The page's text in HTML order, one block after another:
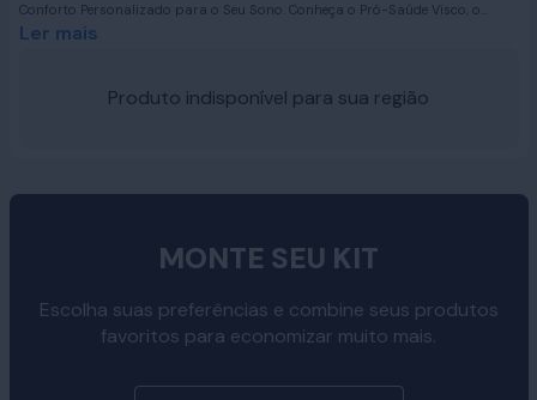
Conforto Personalizado para o Seu Sono. Conheça o Pró-Saúde Visco, o
colchão ideal para acompanhar a Base Elétrica Articulada Ortobom.
colchão proporciona suporte adequado e conforto máximo para o seu
Ler mais
Produto indisponível para sua região
MONTE SEU KIT
Escolha suas preferências e combine seus produtos
favoritos para economizar muito mais.